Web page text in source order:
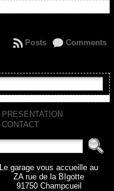
Comments
Posts
PRESENTATION
CONTACT
Le garage vous accueille au
ZA rue de la BIgotte
91750 Champcueil